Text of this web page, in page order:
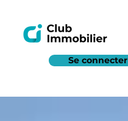
Se connecter